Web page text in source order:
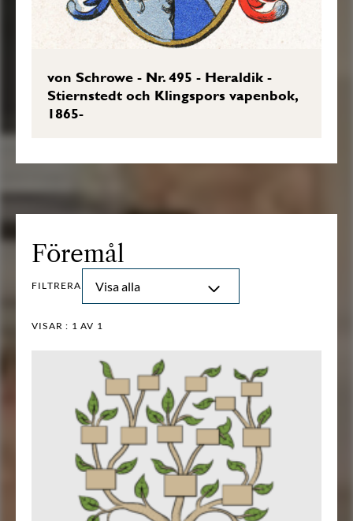
von Schrowe - Nr. 495 - Heraldik -
Stiernstedt och Klingspors vapenbok,
1865-
Föremål
FILTRERA Visa alla
VISAR : 1 AV 1